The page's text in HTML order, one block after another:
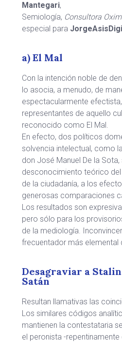
Mantegari,
Semiología, Consultora
especial para
a) El Mal
Con la intención noble de
lo asocia, a menudo, de
espectacularmente
representantes de aquello
reconocido como El Mal.
En efecto, dos políticos
solvencia intelectual, como
don José Manuel De la
desconocimiento teórico
de la ciudadanía, a los
generosas comparaciones
Los resultados son
pero sólo para los
de la mediología.
frecuentador más elemental
Desagraviar a
Satán
Resultan llamativas las
Los similares códigos
mantienen la contestataria
el peronista -